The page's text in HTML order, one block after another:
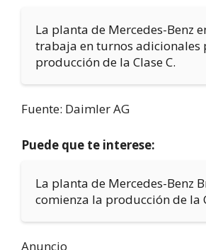
La planta de Mercedes-Benz
trabaja en turnos adicionales
producción de la Clase C.
Fuente: Daimler AG
Puede que te interese:
La planta de Mercedes-Benz
comienza la producción de la
Anuncio